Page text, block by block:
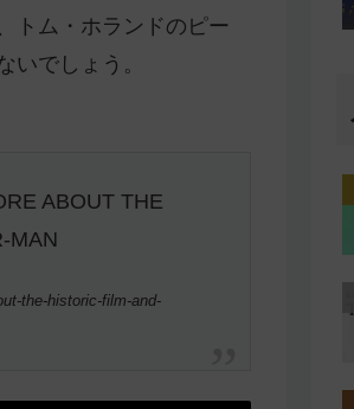
トム・ホランドのピー
でしょう。
ABOUT THE
MAN
the-historic-film-and-